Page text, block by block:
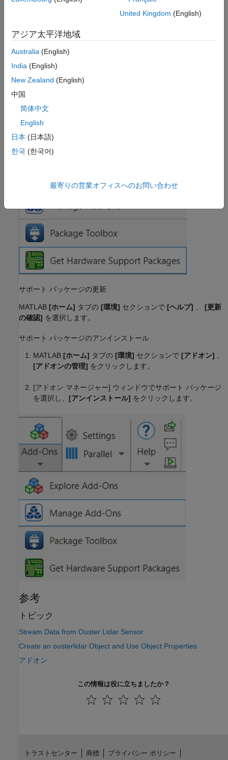
サポート パッケージのインストール、更新、または
サポート パッケージのインストール
MATLAB [ホーム]
[アドオン エクスプローラー] ウィンドウでサポート パッケ
サポート パッケージの更新
MATLAB [ホーム] タブの [環境] セクションで [ヘルプ]
[更新
の確認] を選択します。
サポート パッケージのアンインストール
MATLAB [ホーム] タブの [環境] セクションで [アドオン] 、
[アドオンの管理] をクリックします。
[アドオン マネージャー] ウィンドウでサポート パッケージ
を選択し、 [アンインストール] をクリックします。
参考
トピック
Stream Data from Ouster Lidar Sensor
Create an ousterlidar Object and Use Object Properties
アドオン
この情報は役に立ちましたか？
United Kingdom (English)
アジア太平洋地域
Australia (English)
India (English)
New Zealand (English)
中国
简体中文
English
日本 (日本語)
한국 (한국어)
最寄りの営業オフィスへのお問い合わせ
トラストセンター 商標 プライバシー ポリシー